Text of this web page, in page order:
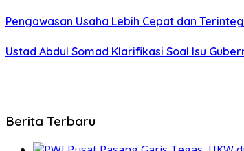
Pengawasan Usaha Lebih Cepat dan
Ustad Abdul Somad Klarifikasi Soal Isu
Berita Terbaru